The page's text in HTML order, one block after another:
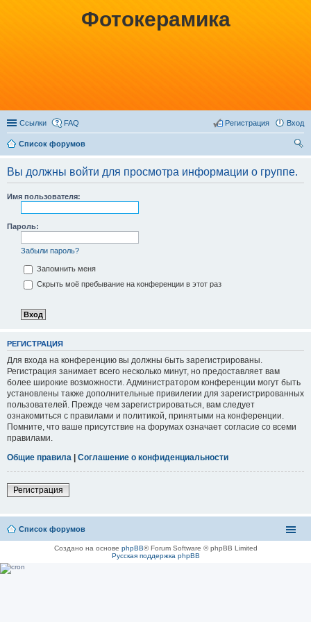
Фотокерамика
Ссылки FAQ Вход
Регистрация
Список форумов
ск
Вы должны войти для просмотра информации о группе.
Имя пользователя:
Пароль:
Забыли пароль?
Запомнить меня
Скрыть моё пребывание на конференции в этот раз
РЕГИСТРАЦИЯ
Для входа на конференцию вы должны быть зарегистрированы.
Регистрация занимает всего несколько минут, но предоставляет вам
более широкие возможности. Администратором конференции могут быть
установлены также дополнительные привилегии для зарегистрированных
пользователей. Прежде чем зарегистрироваться, вам следует
ознакомиться с правилами и политикой, принятыми на конференции.
Помните, что ваше присутствие на форумах означает согласие со всеми
правилами.
Общие правила | Соглашение о конфиденциальности
Регистрация
Список форумов
Создано на основе phpBB® Forum Software © phpBB Limited
Русская поддержка phpBB